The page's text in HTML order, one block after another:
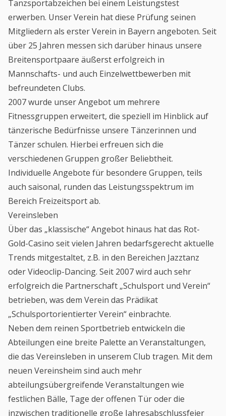
Tanzsportabzeichen bei einem Leistungstest
erwerben. Unser Verein hat diese Prüfung seinen
Mitgliedern als erster Verein in Bayern angeboten. Seit
über 25 Jahren messen sich darüber hinaus unsere
Breitensportpaare äußerst erfolgreich in
Mannschafts- und auch Einzelwettbewerben mit
befreundeten Clubs.
2007 wurde unser Angebot um mehrere
Fitnessgruppen erweitert, die speziell im Hinblick auf
tänzerische Bedürfnisse unsere Tänzerinnen und
Tänzer schulen. Hierbei erfreuen sich die
verschiedenen Gruppen großer Beliebtheit.
Individuelle Angebote für besondere Gruppen, teils
auch saisonal, runden das Leistungsspektrum im
Bereich Freizeitsport ab.
Vereinsleben
Über das „klassische“ Angebot hinaus hat das Rot-
Gold-Casino seit vielen Jahren bedarfsgerecht aktuelle
Trends mitgestaltet, z.B. in den Bereichen Jazztanz
oder Videoclip-Dancing. Seit 2007 wird auch sehr
erfolgreich die Partnerschaft „Schulsport und Verein“
betrieben, was dem Verein das Prädikat
„Schulsportorientierter Verein“ einbrachte.
Neben dem reinen Sportbetrieb entwickeln die
Abteilungen eine breite Palette an Veranstaltungen,
die das Vereinsleben in unserem Club tragen. Mit dem
neuen Vereinsheim sind auch mehr
abteilungsübergreifende Veranstaltungen wie
festlichen Bälle, Tage der offenen Tür oder die
inzwischen traditionelle große Jahresabschlussfeier